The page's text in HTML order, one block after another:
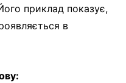
приклад показує,
в